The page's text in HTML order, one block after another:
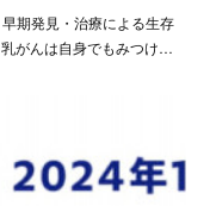
期発見・治療による生存
がんは自身でもみつけ…